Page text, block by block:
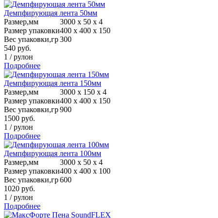
Демпфирующая лента 50мм
Размер,мм
3000 х 50 х 4
Размер упаковки400 х 400 х 150
Вес упаковки,гр300
540 руб.
1 /рулон
Подробнее
Демпфирующая лента 150мм
Размер,мм
3000 х 150 х 4
Размер упаковки400 х 400 х 150
Вес упаковки,гр900
1500 руб.
1 /рулон
Подробнее
Демпфирующая лента 100мм
Размер,мм
3000 х 50 х 4
Размер упаковки400 х 400 х 100
Вес упаковки,гр600
1020 руб.
1 /рулон
Подробнее